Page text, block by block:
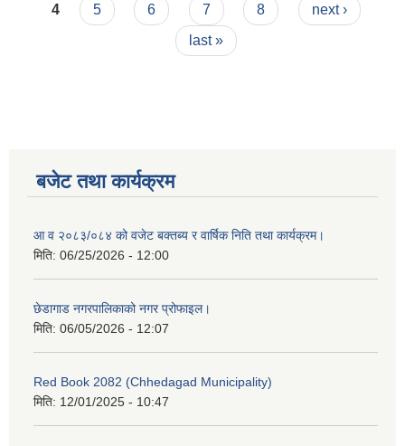
4
5 6 7 8
next ›
last »
बजेट तथा कार्यक्रम
आ व २०८३/०८४ को वजेट बक्तब्य र वार्षिक निति तथा कार्यक्रम।
मिति: 06/25/2026 - 12:00
छेडागाड नगरपालिकाको नगर प्रोफाइल।
मिति: 06/05/2026 - 12:07
Red Book 2082 (Chhedagad Municipality)
मिति: 12/01/2025 - 10:47